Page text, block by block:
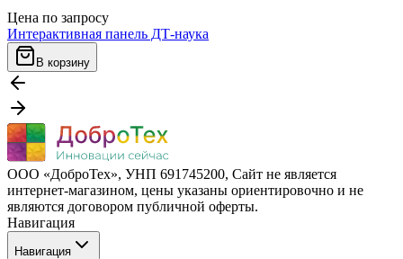
Цена по запросу
Интерактивная панель ДТ-наука
В корзину
ООО «ДоброТех», УНП 691745200, Cайт не является
интернет-магазином, цены указаны ориентировочно и не
являются договором публичной оферты.
Навигация
Навигация